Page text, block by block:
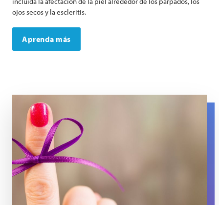
ojos secos y la escleritis.
Aprenda más
A purple string is tied around a finger.